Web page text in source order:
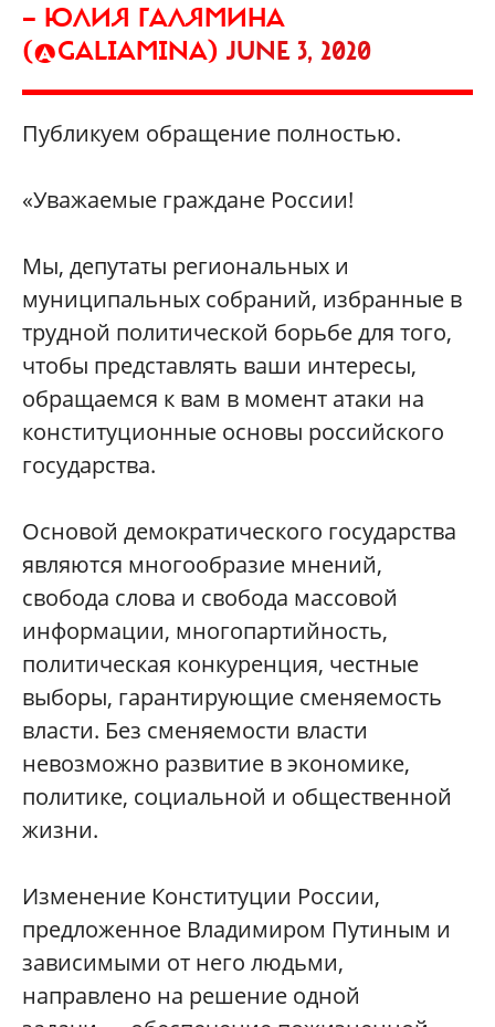
— ЮЛИЯ ГАЛЯМИНА
(@GALIAMINA) JUNE 3, 2020
Публикуем обращение полностью.
«Уважаемые граждане России!
Мы, депутаты региональных и
муниципальных собраний, избранные в
трудной политической борьбе для того,
чтобы представлять ваши интересы,
обращаемся к вам в момент атаки на
конституционные основы российского
государства.
Основой демократического государства
являются многообразие мнений,
свобода слова и свобода массовой
информации, многопартийность,
политическая конкуренция, честные
выборы, гарантирующие сменяемость
власти. Без сменяемости власти
невозможно развитие в экономике,
политике, социальной и общественной
жизни.
Изменение Конституции России,
предложенное Владимиром Путиным и
зависимыми от него людьми,
направлено на решение одной